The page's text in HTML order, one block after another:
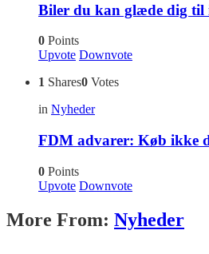
Biler du kan glæde dig til
0 Points
Upvote Downvote
1 Shares0 Votes
in Nyheder
FDM advarer: Køb ikke
0 Points
Upvote Downvote
More From: Nyheder